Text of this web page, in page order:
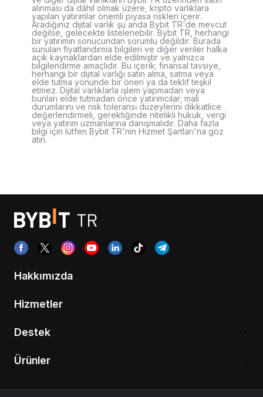
alınması da dâhil olmak üzere, kripto varlıklara
yapılan yatırımlar önemli piyasa riskleri içerir.
Aradığınız dijital varlık şu anda Bybit TR'de mevcut
değilse, gelecekte listelenebilir. Bybit TR, herhangi
bir yatırımın sonucundan sorumlu değildir. Burada
sunulan fiyatlandırma bilgileri ve diğer veriler halka
açık kaynaklardan elde edilmiştir ve yalnızca
bilgilendirme amaçlıdır. Bu içerik; finansal tavsiye,
herhangi bir dijital varlığı satın alma, satma veya
elde tutma yönünde bir öneri ya da teklif teşkil
etmez. Dijital varlıklarla işlem yapmadan veya
bunları elde tutmadan önce yatırımcılar; mali
durumlarını ve risk toleransı düzeylerini dikkatlice
değerlendirmeli, gerektiğinde nitelikli hukuk, vergi
veya yatırım uzmanlarına danışmalıdır. Daha fazla
bilgi için lütfen Bybit TR'nin Hizmet Şartları'na göz
atın.
Hakkımızda
Hizmetler
Destek
Ürünler